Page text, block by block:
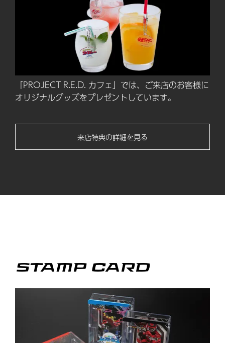
「PROJECT R.E.D. カフェ」では、ご来店のお客様に
オリジナルグッズをプレゼントしています。
来店特典の詳細を見る
STAMP CARD